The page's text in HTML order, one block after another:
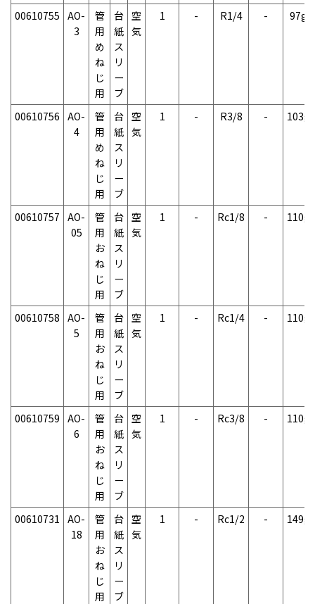
00610755 AO-
3
管
用
め
ね
じ
用
台
紙
ス
リ
ー
ブ
空
気
1 - R1/4 - 97g
00610756 AO-
4
管
用
め
ね
じ
用
台
紙
ス
リ
ー
ブ
空
気
1 - R3/8 - 103g
00610757 AO-
05
管
用
お
ね
じ
用
台
紙
ス
リ
ー
ブ
空
気
1 - Rc1/8 - 110g
00610758 AO-
5
管
用
お
ね
じ
用
台
紙
ス
リ
ー
ブ
空
気
1 - Rc1/4 - 110g
00610759 AO-
6
管
用
お
ね
じ
用
台
紙
ス
リ
ー
ブ
空
気
1 - Rc3/8 - 110g
00610731 AO-
18
管
用
お
ね
じ
用
台
紙
ス
リ
ー
ブ
空
気
1 - Rc1/2 - 149g